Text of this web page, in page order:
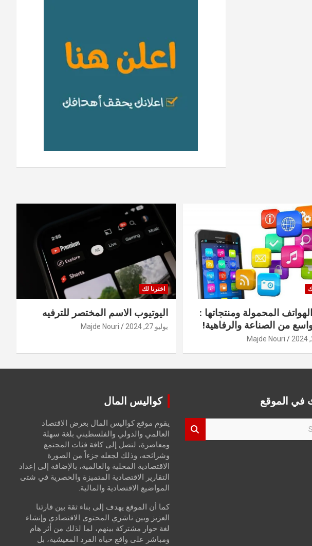
المحمولة ومنتجاتها :
من الصناعة والرفاهية!
Majde Nouri
اخترنا لك
اليوتيوب الاسم المختصر للترفيه
يوليو 27, 2024 Majde Nouri
في الموقع كواليس المال
يقوم موقع كواليس المال بعرض الاقتصاد
العالمي والدولي والفلسطيني بلغة سهلة
ومعاصرة، لتصل إلى كافة فئات المجتمع
وشرائحه، وذلك لجعله جزءاً من الصورة
الاقتصادية المحلية والعالمية، بالإضافة إلى إعداد
التقارير الاقتصادية المتميزة والحصرية في شتى
المواضيع الاقتصادية والمالية.
كما أن الموقع يهدف إلى بناء ثقة بين قارئنا
العزيز وبين ناشري المحتوى الاقتصادي وإنشاء
لغة حوار مشتركة بينهم، لما لذلك من أثر هام
ومباشر على واقع حياة الفرد المعيشية، بل